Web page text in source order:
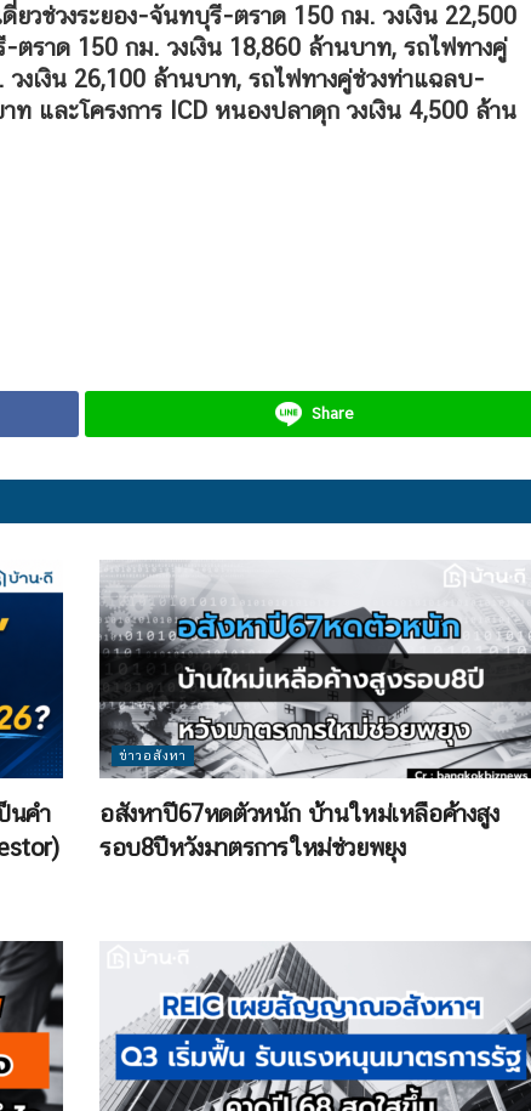
ยวช่วงระยอง-จันทบุรี-ตราด 150 กม. วงเงิน 22,500
ราด 150 กม. วงเงิน 18,860 ล้านบาท, รถไฟทางคู่
งเงิน 26,100 ล้านบาท, รถไฟทางคู่ช่วงท่าแฉลบ-
และโครงการ ICD หนองปลาดุก วงเงิน 4,500 ล้าน
Share
นคำ
ข่าวอสังหา
อสังหาปี67หดตัวหนัก บ้านใหม่เหลือค้างสูง
รอบ8ปีหวังมาตรการใหม่ช่วยพยุง